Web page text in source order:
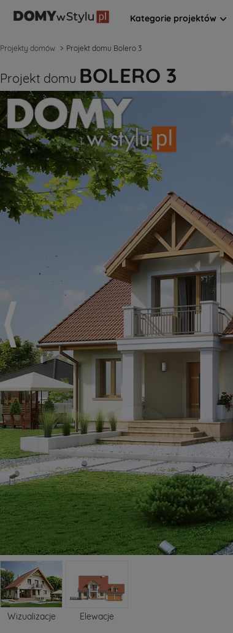
Kategorie projektów
Projekty domów Projekt domu Bolero 3
Projekt domu BOLERO 3
Wizualizacje Elewacje